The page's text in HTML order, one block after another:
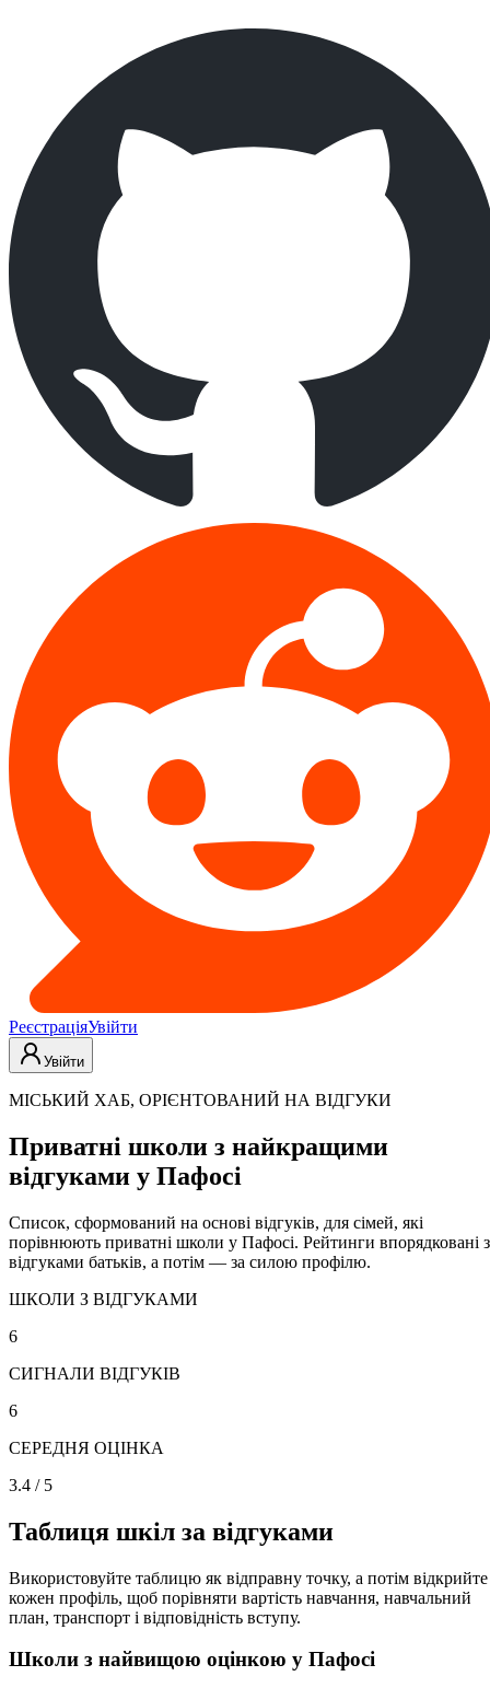
РеєстраціяУвійти
Увійти
МІСЬКИЙ ХАБ, ОРІЄНТОВАНИЙ НА ВІДГУКИ
Приватні школи з найкращими
відгуками у Пафосі
Список, сформований на основі відгуків, для сімей, які
порівнюють приватні школи у Пафосі. Рейтинги впорядковані
відгуками батьків, а потім — за силою профілю.
ШКОЛИ З ВІДГУКАМИ
6
СИГНАЛИ ВІДГУКІВ
6
СЕРЕДНЯ ОЦІНКА
3.4 / 5
Таблиця шкіл за відгуками
Використовуйте таблицю як відправну точку, а потім відкрийте
кожен профіль, щоб порівняти вартість навчання, навчальний
план, транспорт і відповідність вступу.
Школи з найвищою оцінкою у Пафосі